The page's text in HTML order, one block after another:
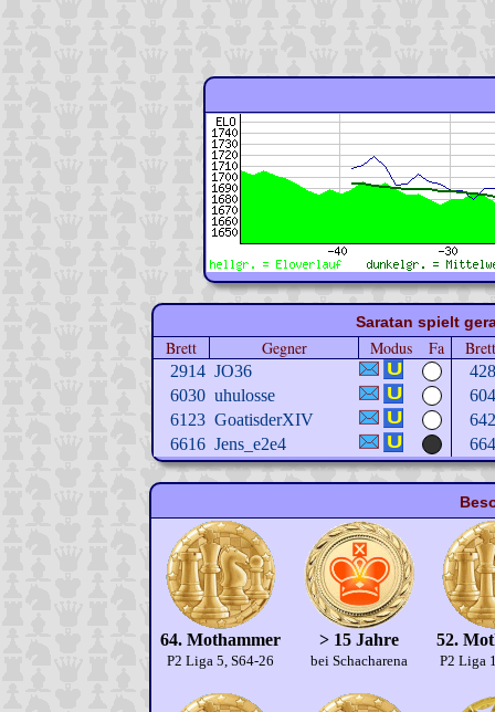
Saratan spielt
Brett Gegner Modus Fa Brett
2914 JO36
6030 uhulosse
6123 GoatisderXIV
6616 Jens_e2e4
64. Mothammer
P2 Liga 5, S64-26
> 15 Jahre
bei Schacharena
52.
P2 Liga